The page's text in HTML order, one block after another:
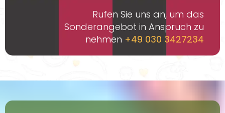
Rufen Sie uns an, um das
Sonderangebot in Anspruch zu
nehmen +49 030 3427234